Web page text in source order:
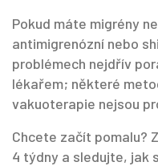
Pokud máte migrény
antimigrenózní nebo
problémech nejdřív
lékařem; některé
vakuoterapie nejsou
Chcete začít pomalu?
4 týdny a sledujte, jak